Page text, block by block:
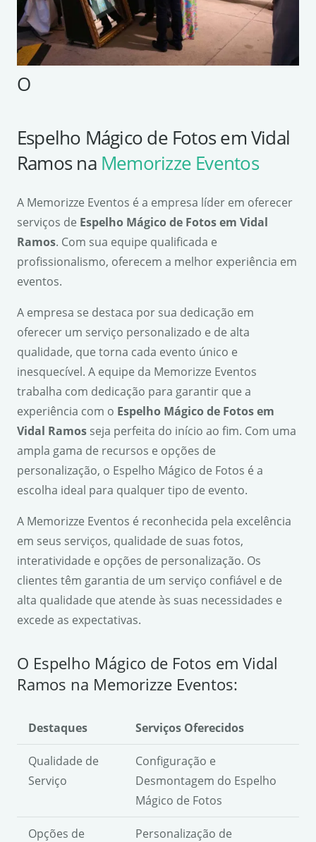
O
Espelho Mágico de Fotos em Vidal
Ramos na Memorizze Eventos
A Memorizze Eventos é a empresa líder em oferecer
serviços de Espelho Mágico de Fotos em Vidal
Ramos. Com sua equipe qualificada e
profissionalismo, oferecem a melhor experiência em
eventos.
A empresa se destaca por sua dedicação em
oferecer um serviço personalizado e de alta
qualidade, que torna cada evento único e
inesquecível. A equipe da Memorizze Eventos
trabalha com dedicação para garantir que a
experiência com o Espelho Mágico de Fotos em
Vidal Ramos seja perfeita do início ao fim. Com uma
ampla gama de recursos e opções de
personalização, o Espelho Mágico de Fotos é a
escolha ideal para qualquer tipo de evento.
A Memorizze Eventos é reconhecida pela excelência
em seus serviços, qualidade de suas fotos,
interatividade e opções de personalização. Os
clientes têm garantia de um serviço confiável e de
alta qualidade que atende às suas necessidades e
excede as expectativas.
O Espelho Mágico de Fotos em Vidal
Ramos na Memorizze Eventos:
Destaques Serviços Oferecidos
Qualidade de
Serviço
Configuração e
Desmontagem do Espelho
Mágico de Fotos
Opções de Personalização de